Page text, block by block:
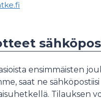
ensimmäisten
saat ne sähköpostiisi
Tilauksen